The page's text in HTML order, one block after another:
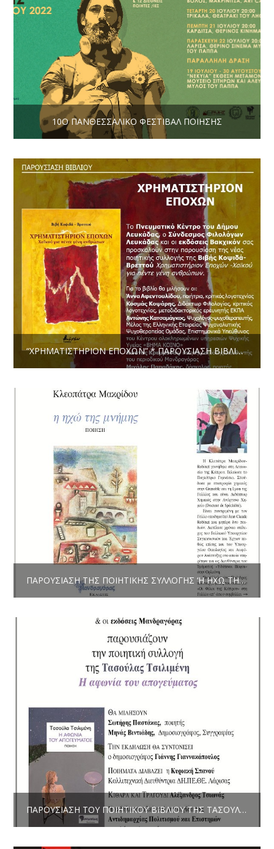
10Ο ΠΑΝΘΕΣΣΑΛΙΚΌ ΦΕΣΤΙΒΆΛ ΠΟΊΗΣΗΣ
“ΧΡΗΜΑΤΙΣΤΉΡΙΟΝ ΕΠΟΧΏΝ” * ΠΑΡΟΥΣΊΑΣΗ ΒΙΒΛΊΟΥ
ΠΑΡΟΥΣΊΑΣΗ ΤΗΣ ΠΟΙΗΤΙΚΉΣ ΣΥΛΛΟΓΉΣ ‘Η ΗΧΏ ΤΗΣ ΜΝΉΜΗΣ’
ΠΑΡΟΥΣΊΑΣΗ ΤΟΥ ΠΟΙΗΤΙΚΟΎ ΒΙΒΛΊΟΥ ΤΗΣ ΤΑΣΟΎΛΑΣ ΤΣΙΛΙΜΈΝΗ “Η ΑΦΩΝΊΑ ΤΟΥ ΑΠΟΓΕΎΜΑΤΟΣ “